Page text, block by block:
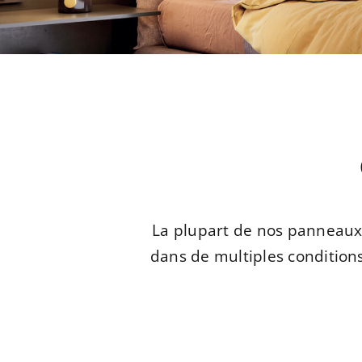
La plupart de nos
dans de multiples